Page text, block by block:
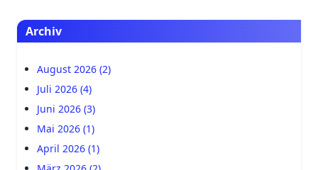
Archiv
August 2026 (2)
Juli 2026 (4)
Juni 2026 (3)
Mai 2026 (1)
April 2026 (1)